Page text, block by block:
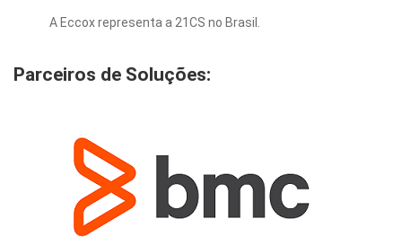
A Eccox representa a 21CS no Brasil.
Parceiros de Soluções: